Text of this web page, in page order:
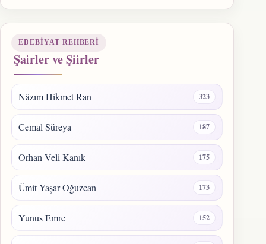
EDEBIYAT REHBERI
Şairler ve Şiirler
Nâzım Hikmet Ran 323
Cemal Süreya 187
Orhan Veli Kanık 175
Ümit Yaşar Oğuzcan 173
Yunus Emre 152